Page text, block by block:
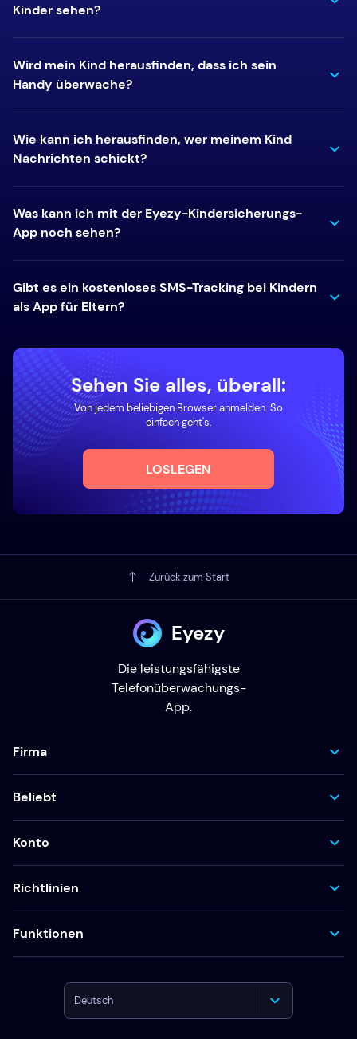
Kinder sehen?
Wird mein Kind herausfinden, dass ich sein
Handy überwache?
Wie kann ich herausfinden, wer meinem Kind
Nachrichten schickt?
Was kann ich mit der Eyezy-Kindersicherungs-
App noch sehen?
Gibt es ein kostenloses SMS-Tracking bei Kindern
als App für Eltern?
Sehen Sie alles, überall:
Von jedem beliebigen Browser anmelden. So
einfach geht's.
LOSLEGEN
Zurück zum Start
Eyezy
Die leistungsfähigste
Telefonüberwachungs-
App.
Firma
Beliebt
Konto
Richtlinien
Funktionen
Deutsch